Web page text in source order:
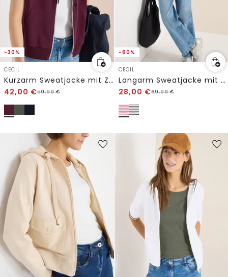
-30%
CECIL
Kurzarm Sweatjacke mit Zipper
42,00 €59,99€
-60%
CECIL
Langarm Sweatjacke mit Kapuze
28,00 €69,99€